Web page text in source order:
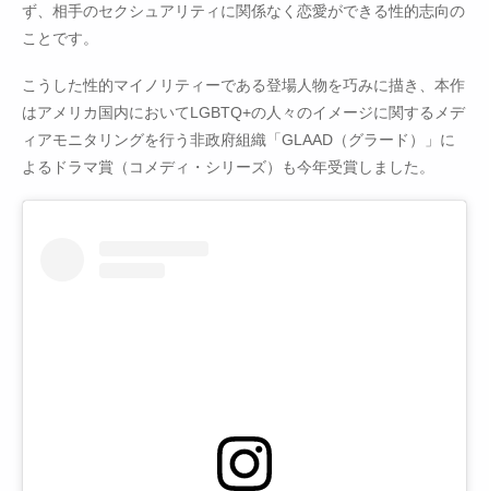
ず、相手のセクシュアリティに関係なく恋愛ができる性的志向の
ことです。
こうした性的マイノリティーである登場人物を巧みに描き、本作
はアメリカ国内においてLGBTQ+の人々のイメージに関するメデ
ィアモニタリングを行う非政府組織「GLAAD（グラード）」に
よるドラマ賞（コメディ・シリーズ）も今年受賞しました。